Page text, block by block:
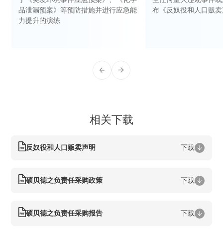
品泄漏预案》等预防措施并进行应急能
力提升的演练
布《反奴役和人口贩
相关下载
反奴役和人口贩卖声明 下载
硕贝德之负责任采购政策 下载
硕贝德之负责任采购报告 下载